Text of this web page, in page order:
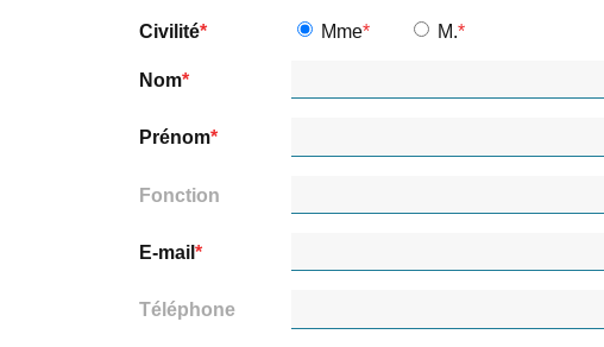
Civilité Mme M.
Nom
Prénom
Fonction
E-mail
Téléphone